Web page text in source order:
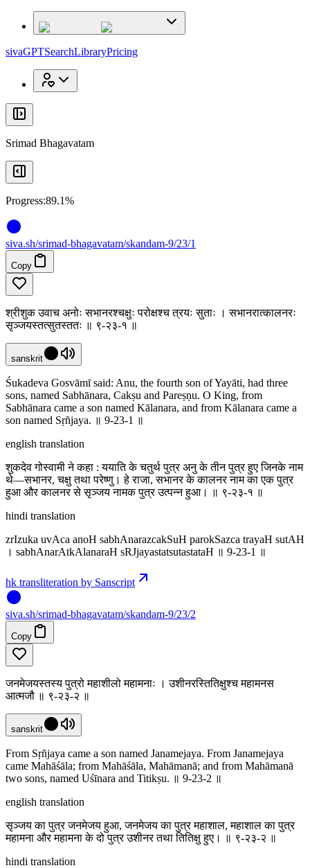
sivaGPTSearchLibraryPricing
Srimad Bhagavatam
Progress:89.1%
siva.sh/srimad-bhagavatam/skandam-9/23/1
Copy
श्रीशुक उवाच अनोः सभानरश्चक्षुः परोक्षश्च त्रयः सुताः । सभानरात्कालनरः
सृञ्जयस्तत्सुतस्ततः ॥ ९-२३-१ ॥
sanskrit
Śukadeva Gosvāmī said: Anu, the fourth son of Yayāti, had three
sons, named Sabhānara, Cakṣu and Pareṣṇu. O King, from
Sabhānara came a son named Kālanara, and from Kālanara came a
son named Sṛñjaya. ॥ 9-23-1 ॥
english translation
शुकदेव गोस्वामी ने कहा : ययाति के चतुर्थ पुत्र अनु के तीन पुत्र हुए जिनके नाम
थे—सभानर, चक्षु तथा परेष्णु। हे राजा, सभानर के कालनर नाम का एक पुत्र
हुआ और कालनर से सृञ्जय नामक पुत्र उत्पन्न हुआ। ॥ ९-२३-१ ॥
hindi translation
zrIzuka uvAca anoH sabhAnarazcakSuH parokSazca trayaH sutAH
। sabhAnarAtkAlanaraH sRJjayastatsutastataH ॥ 9-23-1 ॥
hk transliteration by Sanscript
siva.sh/srimad-bhagavatam/skandam-9/23/2
Copy
जनमेजयस्तस्य पुत्रो महाशीलो महामनाः । उशीनरस्तितिक्षुश्च महामनस
आत्मजौ ॥ ९-२३-२ ॥
sanskrit
From Sṛñjaya came a son named Janamejaya. From Janamejaya
came Mahāśāla; from Mahāśāla, Mahāmanā; and from Mahāmanā
two sons, named Uśīnara and Titikṣu. ॥ 9-23-2 ॥
english translation
सृञ्जय का पुत्र जनमेजय हुआ, जनमेजय का पुत्र महाशाल, महाशाल का पुत्र
महामना और महामना के दो पुत्र उशीनर तथा तितिक्षु हुए। ॥ ९-२३-२ ॥
hindi translation